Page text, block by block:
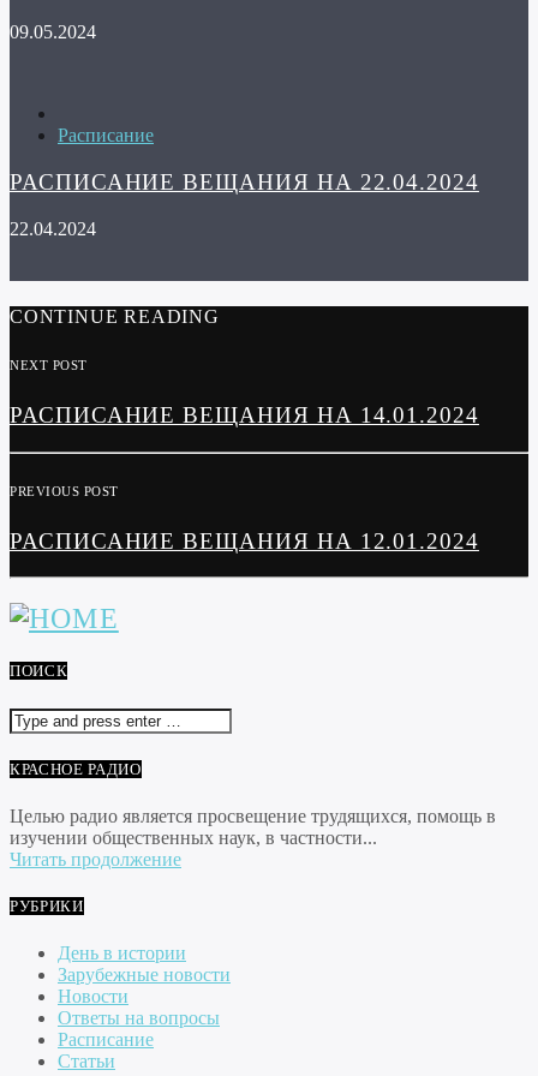
09.05.2024
Расписание
РАСПИСАНИЕ ВЕЩАНИЯ НА 22.04.2024
22.04.2024
CONTINUE READING
NEXT POST
РАСПИСАНИЕ ВЕЩАНИЯ НА 14.01.2024
PREVIOUS POST
РАСПИСАНИЕ ВЕЩАНИЯ НА 12.01.2024
ПОИСК
КРАСНОЕ РАДИО
Целью радио является просвещение трудящихся, помощь в
изучении общественных наук, в частности...
Читать продолжение
РУБРИКИ
День в истории
Зарубежные новости
Новости
Ответы на вопросы
Расписание
Статьи